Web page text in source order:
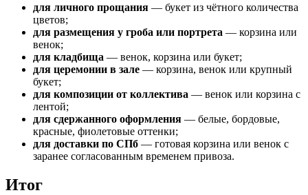
для личного прощания — букет из чётного количества
цветов;
для размещения у гроба или портрета — корзина или
венок;
для кладбища — венок, корзина или букет;
для церемонии в зале — корзина, венок или крупный
букет;
для композиции от коллектива — венок или корзина с
лентой;
для сдержанного оформления — белые, бордовые,
красные, фиолетовые оттенки;
для доставки по СПб — готовая корзина или венок с
заранее согласованным временем привоза.
Итог